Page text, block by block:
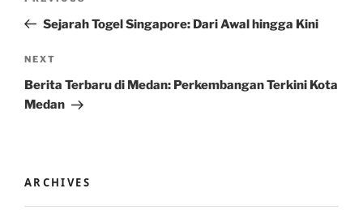
PostSejarah Togel Singapore: Dari Awal hingga Kini
Next
Post
NEXT
Berita Terbaru di Medan: Perkembangan Terkini Kota
Medan
ARCHIVES